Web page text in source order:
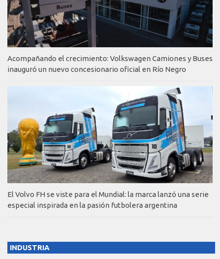
Acompañando el crecimiento: Volkswagen Camiones y Buses
inauguró un nuevo concesionario oficial en Río Negro
El Volvo FH se viste para el Mundial: la marca lanzó una serie
especial inspirada en la pasión futbolera argentina
INDUSTRIA